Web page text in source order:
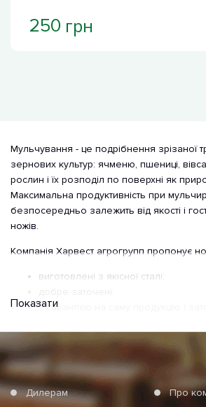
250 грн
Мульчування - це подрібнення зрізаної
зернових культур: ячменю, пшениці,
рослин і їх розподіл по поверхні як
Максимальна продуктивність при
безпосередньо залежить від якості і
ножів.
Компанія Харвест агрогрупп пропонує
виготовлені з якісної сталі;
з гарантією на саму продукцію і
Також ми організуємо сервісне
Ножі для мульчувачів
Ми пропонуємо ножі до ріжучим і
мульчувачів John Deere, KUHN, RHINO і
Показати
Дилерам
Про